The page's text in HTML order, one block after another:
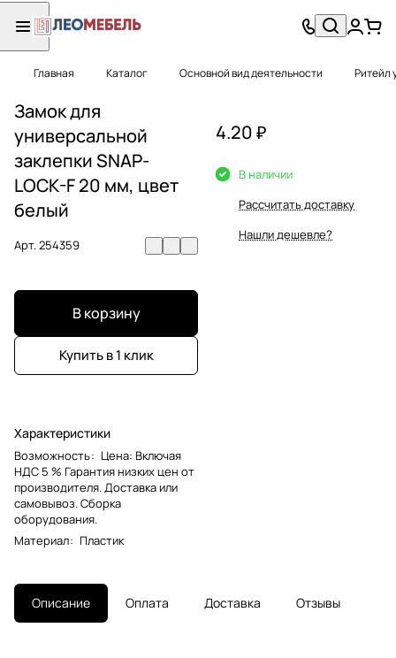
Главная Каталог Основной вид деятельности Ритейл
Замок для
универсальной
заклепки SNAP-
LOCK-F 20 мм, цвет
белый
Арт.254359
В корзину
Купить в 1 клик
Характеристики
Возможность: Цена: Включая
НДС 5 % Гарантия низких цен от
производителя. Доставка или
самовывоз. Сборка
оборудования.
Материал: Пластик
4.20 ₽
В наличии
Рассчитать доставку
Нашли дешевле?
Описание Оплата Доставка Отзывы